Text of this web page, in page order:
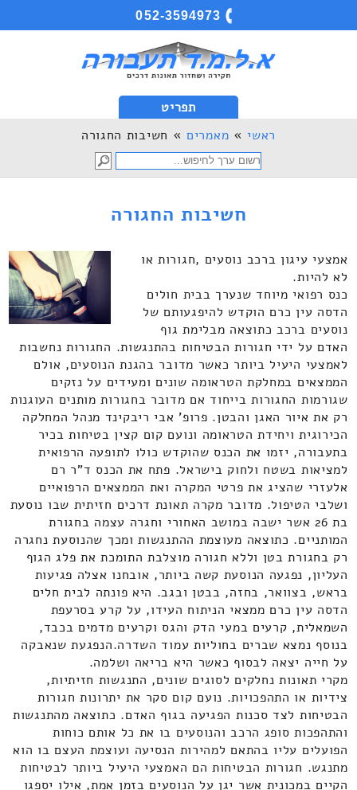
052-3594973
תפריט
ראשי » מאמרים» חשיבות החגורה
חשיבות החגורה
אמצעי עיגון ברכב נוסעים ,חגורות או
לא להיות.
כנס רפואי מיוחד שנערך בבית חולים
הדסה עין כרם הוקדש להיפגעותם של
נוסעים ברכב כתוצאה מבלימת גוף
האדם על ידי חגורות הבטיחות בהתנגשות. החגורות נחשבות
לאמצעי היעיל ביותר כאשר מדובר בהגנת הנוסעים, אולם
הממצאים במחלקת הטראומה שונים ומעידים על נזקים
שגורמות החגורות בייחוד אם מדובר בחגורות מותנים העוגנות
רק את איור האגן והבטן. פרופ' אבי ריבקינד מנהל המחלקה
הכירוגית ויחידת הטראומה ונועם קום קצין בטיחות בכיר
בתעבורה, יזמו את הכנס שהוקדש כולו לתופעה הרפואית
למציאות בשטח ולחוק בישראל. פתח את הכנס ד"ר רם
אלעזרי שהציג את פרטי המקרה ואת הממצאים הרפואיים
ושלבי הטיפול. מדובר מקרה תאונת דרכים חזיתית שבו נוסעת
בת 26 אשר ישבה במושב האחורי וחגרה עצמה בחגורת
המותניים. כתוצאה מעוצמת ההתנגשות ומכך שהנוסעת נחגרה
רק בחגורת בטן וללא חגורה מוצלבת התומכת את פלג הגוף
העליון, נפגעה הנוסעת קשה ביותר, אובחנו אצלה פגיעות
בראש, בצוואר, בחזה, בבטן ובגב. היא פונתה לבית חלים
הדסה עין כרם ממצאי הניתוח העידו, על קרע בסרעפת
השמאלית, קרעים במעי הדק והגס וקרעים מדמים בכבד,
בנוסף נמצא שברים בחוליות עמוד השדרה.הנפגעת שנאבקה
על חייה יצאה לבסוף כאשר היא בריאה ושלמה.
מקרי תאונות נחלקים לסוגים שונים, התנגשות חזיתיות,
צידיות או התהפכויות. נועם קום סקר את יתרונות חגורות
הבטיחות לצד סכנות הפגיעה בגוף האדם. כתוצאה מהתנגשות
והתהפכות סופג הרכב והנוסעים בו את כל אותם כוחות
הפועלים עליו בהתאם למהירות הנסיעה ועוצמת העצם בו הוא
מתנגש. חגורות הבטיחות הם האמצעי היעיל ביותר לבטיחות
הקיים במכונית אשר יגן על הנוסעים בזמן אמת, אילו יספגו